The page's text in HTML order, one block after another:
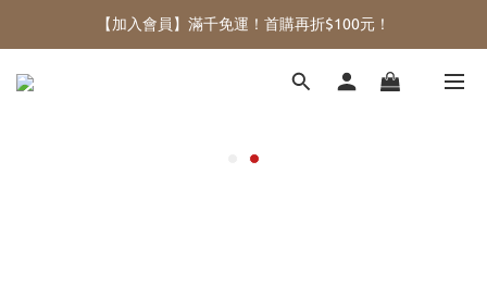
【加入會員】滿千免運！首購再折$100元！